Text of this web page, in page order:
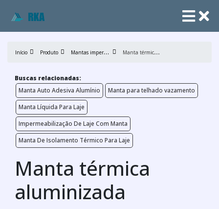
Início Produto M
antas impermeabilizantes M
anta térmica aluminizada
Buscas relacionadas:
Manta Auto Adesiva Alumínio
Manta para telhado vazamento
Manta Líquida Para Laje
Impermeabilização De Laje Com Manta
Manta De Isolamento Térmico Para Laje
Manta térmica
aluminizada